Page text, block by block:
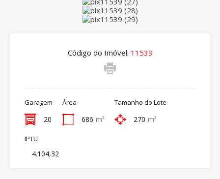
Código do Imóvel: 11539
Garagem
20
Área
686 m²
Tamanho do Lote
270 m²
IPTU
4.104,32